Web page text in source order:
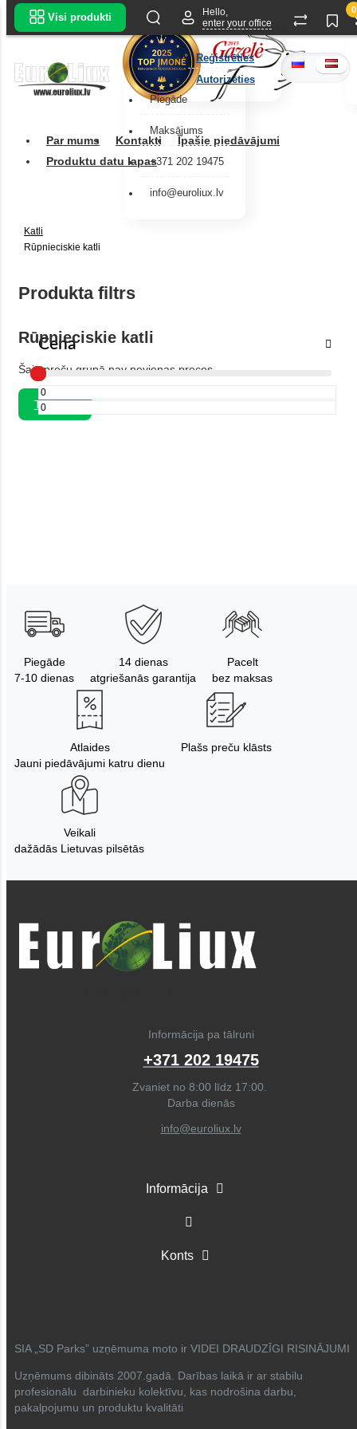
Piegāde
Maksājums
+371 202 19475
info@euroliux.lv
Par mums Kontakti
Īpašie piedāvājumi
Produktu datu lapas
Visi produkti
Hello,
enter your office
Reģistrēties
Autorizēties
0
Katli
Rūpnieciskie katli
Produkta filtrs
Cena
Rūpnieciskie katli
Šajā preču grupā nav nevienas preces.
Turpināt
Piegāde
7-10 dienas
14 dienas
atgriešanās garantija
Pacelt
bez maksas
Atlaides
Jauni piedāvājumi katru dienu
Plašs preču klāsts
Veikali
dažādās Lietuvas pilsētās
Informācija pa tālruni
+371 202 19475
Zvaniet no 8:00 līdz 17:00.
Darba dienās
info@euroliux.lv
Informācija
Konts
SIA „SD Parks” uzņēmuma moto ir VIDEI DRAUDZĪGI RISINĀJUMI
Uzņēmums dibināts 2007.gadā. Darības laikā ir ar stabilu
profesionālu darbinieku kolektīvu, kas nodrošina darbu,
pakalpojumu un produktu kvalitāti